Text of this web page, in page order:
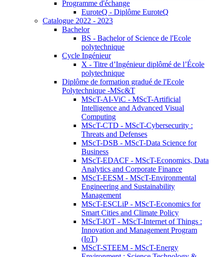
Programme d'échange
EuroteQ - Diplôme EuroteQ
Catalogue 2022 - 2023
Bachelor
BS - Bachelor of Science de l'Ecole
polytechnique
Cycle Ingénieur
X - Titre d’Ingénieur diplômé de l’École
polytechnique
Diplôme de formation gradué de l'Ecole
Polytechnique -MSc&T
MScT-AI-ViC - MScT-Artificial
Intelligence and Advanced Visual
Computing
MScT-CTD - MScT-Cybersecurity :
Threats and Defenses
MScT-DSB - MScT-Data Science for
Business
MScT-EDACF - MScT-Economics, Data
Analytics and Corporate Finance
MScT-EESM - MScT-Environmental
Engineering and Sustainability
Management
MScT-ESCLiP - MScT-Economics for
Smart Cities and Climate Policy
MScT-IOT - MScT-Internet of Things :
Innovation and Management Program
(IoT)
MScT-STEEM - MScT-Energy